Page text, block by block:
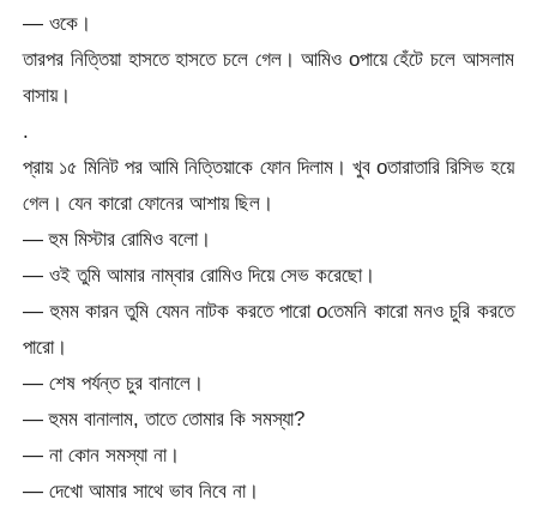
— ওকে।
তারপর নিত্তিয়া হাসতে হাসতে চলে গেল। আমিও oপায়ে হেঁটে চলে আসলাম
বাসায়।
.
প্রায় ১৫ মিনিট পর আমি নিত্তিয়াকে ফোন দিলাম। খুব oতারাতারি রিসিভ হয়ে
গেল। যেন কারো ফোনের আশায় ছিল।
— হুম মিস্টার রোমিও বলো।
— ওই তুমি আমার নাম্বার রোমিও দিয়ে সেভ করেছো।
— হুমম কারন তুমি যেমন নাটক করতে পারো oতেমনি কারো মনও চুরি করতে
পারো।
— শেষ পর্যন্ত চুর বানালে।
— হুমম বানালাম, তাতে তোমার কি সমস্যা?
— না কোন সমস্যা না।
— দেখো আমার সাথে ভাব নিবে না।